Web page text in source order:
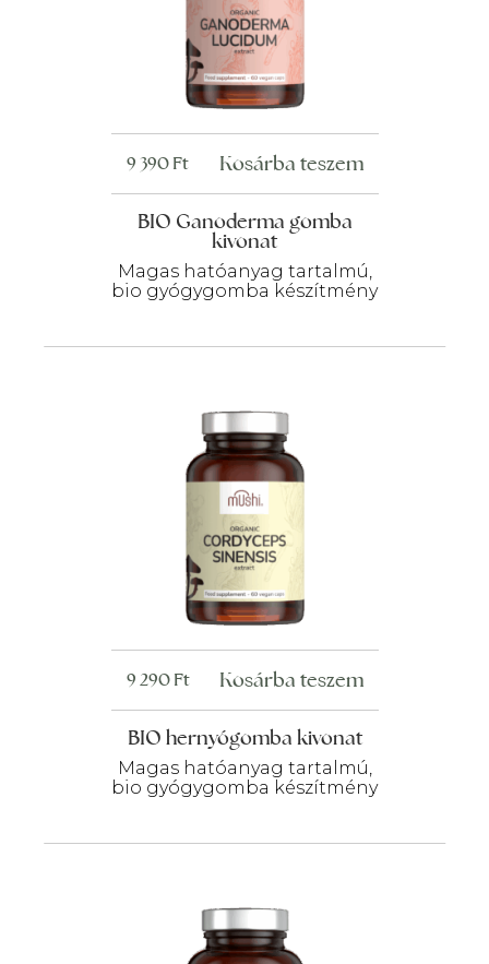
BIO Ganoderma gomba
kivonat
Magas hatóanyag tartalmú,
bio gyógygomba készítmény
9 390Ft Kosárba teszem
BIO hernyógomba kivonat
Magas hatóanyag tartalmú,
bio gyógygomba készítmény
9 290Ft Kosárba teszem